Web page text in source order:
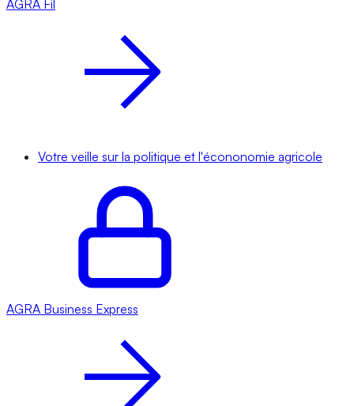
AGRA Fil
Votre veille sur la politique et l'écononomie agricole
AGRA Business Express